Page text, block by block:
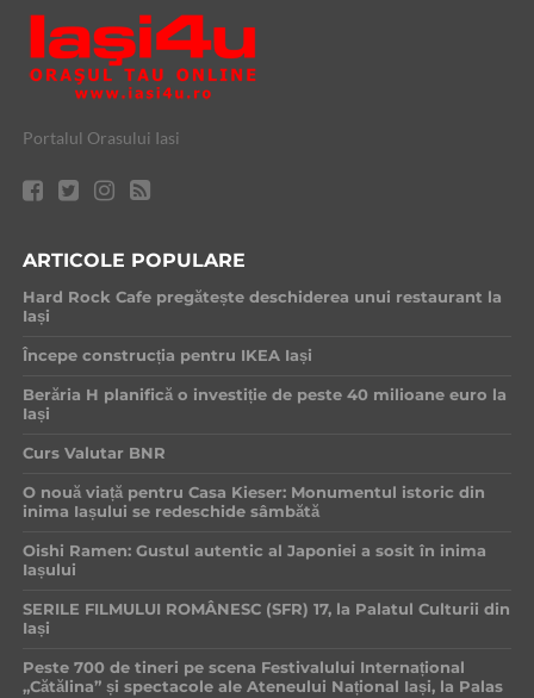
Portalul Orasului Iasi
ARTICOLE POPULARE
Hard Rock Cafe pregătește deschiderea unui restaurant la
Iași
Începe construcția pentru IKEA Iași
Berăria H planifică o investiție de peste 40 milioane euro la
Iași
Curs Valutar BNR
O nouă viață pentru Casa Kieser: Monumentul istoric din
inima Iașului se redeschide sâmbătă
Oishi Ramen: Gustul autentic al Japoniei a sosit în inima
Iașului
SERILE FILMULUI ROMÂNESC (SFR) 17, la Palatul Culturii din
Iași
Peste 700 de tineri pe scena Festivalului Internațional
„Cătălina” și spectacole ale Ateneului Național Iași, la Palas